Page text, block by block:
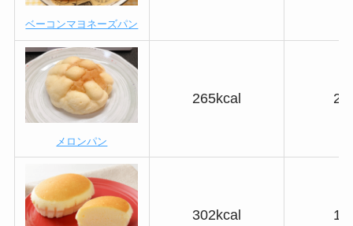
ベーコンマヨネーズパン
メロンパン
265kcal
302kcal